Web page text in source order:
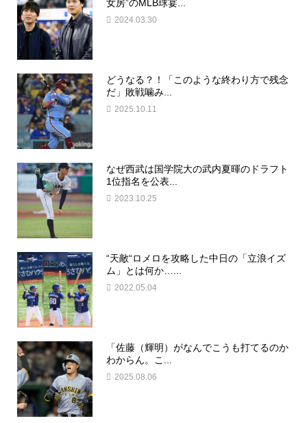
女房”のMLB球宴...
2024.03.30
どうなる？！「このような終わり方で残念
だ」敗戦噛み...
2025.10.11
なぜ西武は国学院大の武内夏暉のドラフト
1位指名を公表...
2023.10.25
“天敵“ロメロを攻略した中日の「立浪イズ
ム」とは何か…...
2022.05.04
「佐藤（輝明）がなんでこうも打てるのか
わからん。こ...
2025.08.06